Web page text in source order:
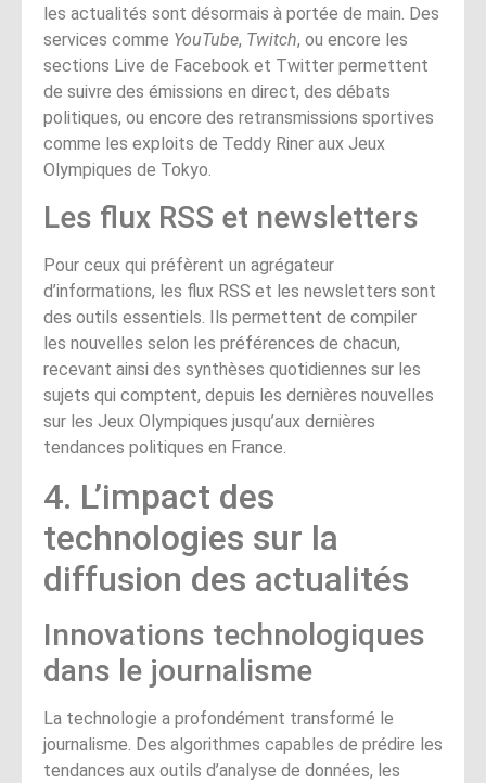
les actualités sont désormais à portée de main. Des
services comme YouTube, Twitch, ou encore les
sections Live de Facebook et Twitter permettent
de suivre des émissions en direct, des débats
politiques, ou encore des retransmissions sportives
comme les exploits de Teddy Riner aux Jeux
Olympiques de Tokyo.
Les flux RSS et newsletters
Pour ceux qui préfèrent un agrégateur
d’informations, les flux RSS et les newsletters sont
des outils essentiels. Ils permettent de compiler
les nouvelles selon les préférences de chacun,
recevant ainsi des synthèses quotidiennes sur les
sujets qui comptent, depuis les dernières nouvelles
sur les Jeux Olympiques jusqu’aux dernières
tendances politiques en France.
4. L’impact des
technologies sur la
diffusion des actualités
Innovations technologiques
dans le journalisme
La technologie a profondément transformé le
journalisme. Des algorithmes capables de prédire les
tendances aux outils d’analyse de données, les